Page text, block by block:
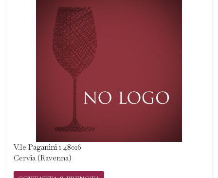
V.le Paganini 1 48016
Cervia (Ravenna)